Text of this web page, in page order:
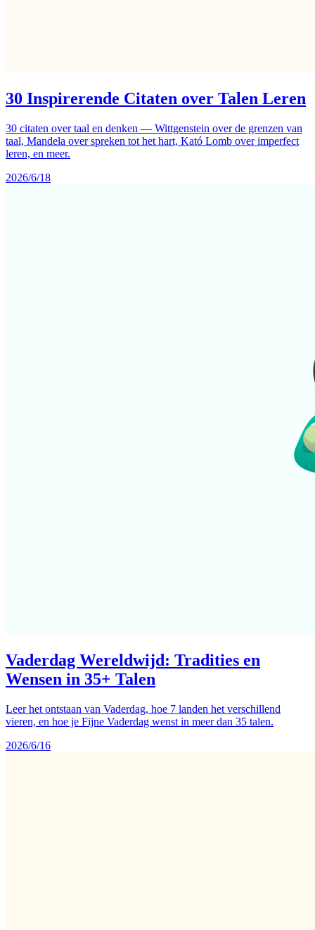
30 Inspirerende Citaten over Talen Leren
30 citaten over taal en denken — Wittgenstein over de grenzen van
taal, Mandela over spreken tot het hart, Kató Lomb over imperfect
leren, en meer.
2026/6/18
Vaderdag Wereldwijd: Tradities en
Wensen in 35+ Talen
Leer het ontstaan van Vaderdag, hoe 7 landen het verschillend
vieren, en hoe je Fijne Vaderdag wenst in meer dan 35 talen.
2026/6/16